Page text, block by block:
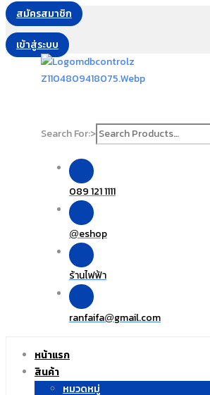
สมัครสมาชิก
เข้าสู่ระบบ
Search For:>
089 121 1111
@eshop
ร้านไฟฟ้า
ranfaifa@gmail.com
หน้าแรก
สินค้า
หมวดหมู่